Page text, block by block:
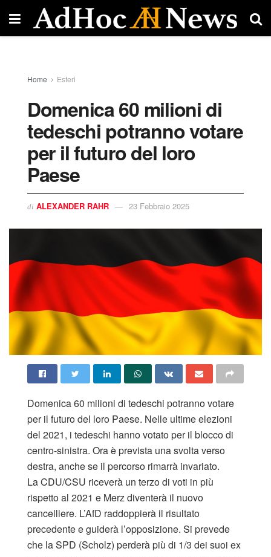
Home Esteri
Domenica 60 milioni di
tedeschi potranno votare
per il futuro del loro
Paese
di ALEXANDER RAHR 23 Febbraio 2025
Domenica 60 milioni di tedeschi potranno votare
per il futuro del loro Paese. Nelle ultime elezioni
del 2021, i tedeschi hanno votato per il blocco di
centro-sinistra. Ora è prevista una svolta verso
destra, anche se il percorso rimarrà invariato.
La CDU/CSU riceverà un terzo di voti in più
rispetto al 2021 e Merz diventerà il nuovo
cancelliere. L’AfD raddoppierà il risultato
precedente e guiderà l’opposizione. Si prevede
che la SPD (Scholz) perderà più di 1/3 dei suoi ex